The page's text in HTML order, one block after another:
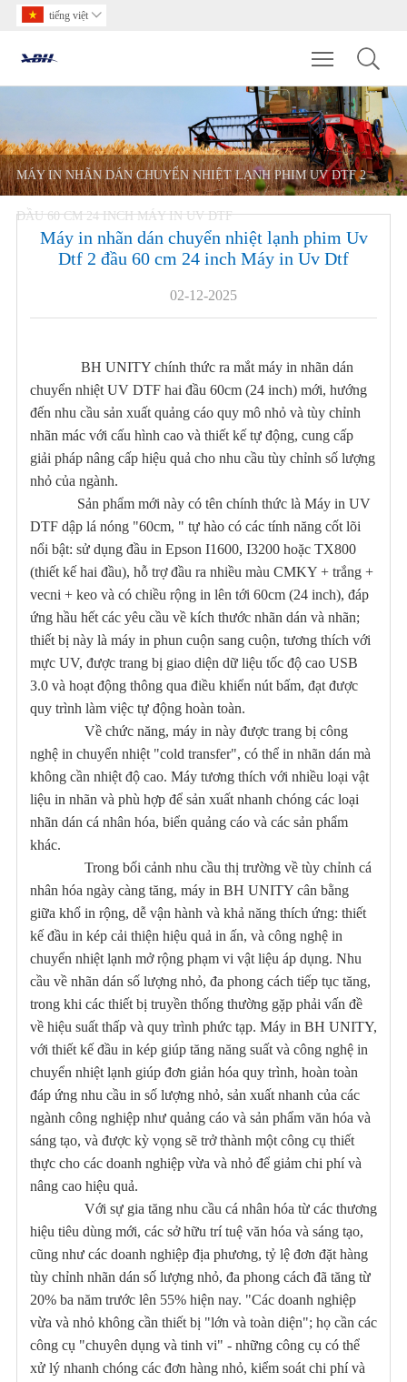
tiếng việt 
Toggle
MÁY IN NHÃN DÁN CHUYỂN NHIỆT LẠNH PHIM UV DTF 2
ĐẦU 60 CM 24 INCH MÁY IN UV DTF
Máy in nhãn dán chuyển nhiệt lạnh phim Uv
Dtf 2 đầu 60 cm 24 inch Máy in Uv Dtf
02-12-2025
BH UNITY chính thức ra mắt máy in nhãn dán
chuyển nhiệt UV DTF hai đầu 60cm (24 inch) mới, hướng
đến nhu cầu sản xuất quảng cáo quy mô nhỏ và tùy chỉnh
nhãn mác với cấu hình cao và thiết kế tự động, cung cấp
giải pháp nâng cấp hiệu quả cho nhu cầu tùy chỉnh số lượng
nhỏ của ngành.
Sản phẩm mới này có tên chính thức là Máy in UV
DTF dập lá nóng "60cm, " tự hào có các tính năng cốt lõi
nổi bật: sử dụng đầu in Epson I1600, I3200 hoặc TX800
(thiết kế hai đầu), hỗ trợ đầu ra nhiều màu CMKY + trắng +
vecni + keo và có chiều rộng in lên tới 60cm (24 inch), đáp
ứng hầu hết các yêu cầu về kích thước nhãn dán và nhãn;
thiết bị này là máy in phun cuộn sang cuộn, tương thích với
mực UV, được trang bị giao diện dữ liệu tốc độ cao USB
3.0 và hoạt động thông qua điều khiển nút bấm, đạt được
quy trình làm việc tự động hoàn toàn.
Về chức năng, máy in này được trang bị công
nghệ in chuyển nhiệt "cold transfer", có thể in nhãn dán mà
không cần nhiệt độ cao. Máy tương thích với nhiều loại vật
liệu in nhãn và phù hợp để sản xuất nhanh chóng các loại
nhãn dán cá nhân hóa, biển quảng cáo và các sản phẩm
khác.
Trong bối cảnh nhu cầu thị trường về tùy chỉnh cá
nhân hóa ngày càng tăng, máy in BH UNITY cân bằng
giữa khổ in rộng, dễ vận hành và khả năng thích ứng: thiết
kế đầu in kép cải thiện hiệu quả in ấn, và công nghệ in
chuyển nhiệt lạnh mở rộng phạm vi vật liệu áp dụng. Nhu
cầu về nhãn dán số lượng nhỏ, đa phong cách tiếp tục tăng,
trong khi các thiết bị truyền thống thường gặp phải vấn đề
về hiệu suất thấp và quy trình phức tạp. Máy in BH UNITY,
với thiết kế đầu in kép giúp tăng năng suất và công nghệ in
chuyển nhiệt lạnh giúp đơn giản hóa quy trình, hoàn toàn
đáp ứng nhu cầu in số lượng nhỏ, sản xuất nhanh của các
ngành công nghiệp như quảng cáo và sản phẩm văn hóa và
sáng tạo, và được kỳ vọng sẽ trở thành một công cụ thiết
thực cho các doanh nghiệp vừa và nhỏ để giảm chi phí và
nâng cao hiệu quả.
Với sự gia tăng nhu cầu cá nhân hóa từ các thương
hiệu tiêu dùng mới, các sở hữu trí tuệ văn hóa và sáng tạo,
cũng như các doanh nghiệp địa phương, tỷ lệ đơn đặt hàng
tùy chỉnh nhãn dán số lượng nhỏ, đa phong cách đã tăng từ
20% ba năm trước lên 55% hiện nay. "Các doanh nghiệp
vừa và nhỏ không cần thiết bị "lớn và toàn diện"; họ cần các
công cụ "chuyên dụng và tinh vi" - những công cụ có thể
xử lý nhanh chóng các đơn hàng nhỏ, kiểm soát chi phí và